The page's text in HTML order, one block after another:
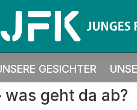
GESICHTER
geht da ab?